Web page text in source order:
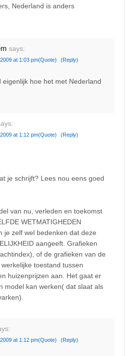
Nederland is anders
says:
at 1:03 pm(Quote) (Reply)
eigenlijk hoe het met Nederland
at 1:12 pm(Quote) (Reply)
je schrijft? Lees nou eens goed
van nu, verleden en toekomst
WETMATIGHEDEN
je zelf wel bedenken dat deze
aangeeft. Grafieken
of de grafieken van de
toestand tussen
huizenprijzen aan. Het gaat er
model kan werken( dat slaat als
at 1:12 pm(Quote) (Reply)